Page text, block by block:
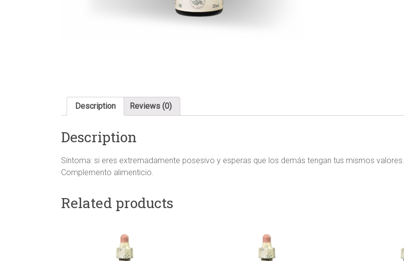
Description Reviews (0)
Description
Síntoma: si eres extremadamente posesivo y esperas que los demás tengan tus mismos valores.
Complemento alimenticio.
Related products